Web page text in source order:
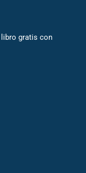
gratis con